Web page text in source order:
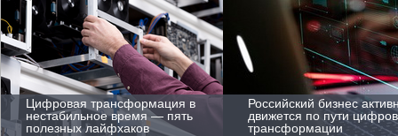
Цифровая трансформация в
нестабильное время — пять
полезных лайфхаков
Российский бизнес
движется по пути
трансформации